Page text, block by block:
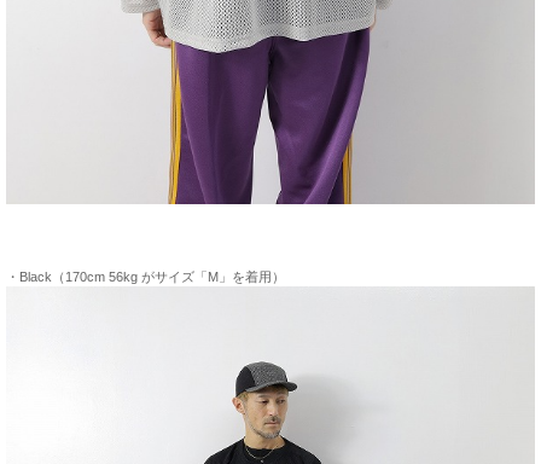
・Black（170cm 56kg がサイズ「M」を着用）